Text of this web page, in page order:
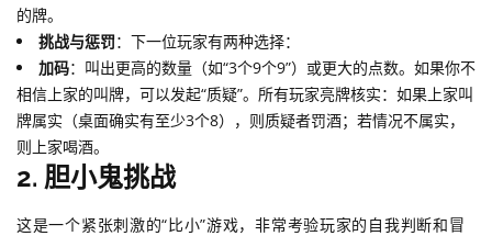
的牌。
挑战与惩罚：下一位玩家有两种选择：
加码：叫出更高的数量（如“3个9个9”）或更大的点数。如果你不
相信上家的叫牌，可以发起“质疑”。所有玩家亮牌核实：如果上家叫
牌属实（桌面确实有至少3个8），则质疑者罚酒；若情况不属实，
则上家喝酒。
2. 胆小鬼挑战
这是一个紧张刺激的“比小”游戏，非常考验玩家的自我判断和冒